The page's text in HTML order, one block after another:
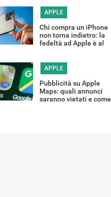
APPLE
Chi compra un iPhone
non torna indietro: la
fedeltà ad Apple è al
APPLE
Pubblicità su Apple
Maps: quali annunci
saranno vietati e come